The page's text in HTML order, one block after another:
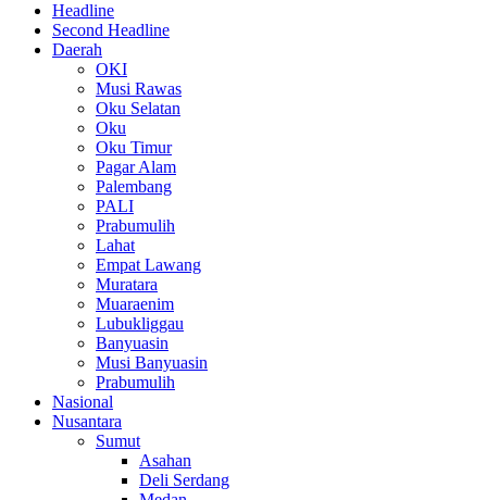
Headline
Second Headline
Daerah
OKI
Musi Rawas
Oku Selatan
Oku
Oku Timur
Pagar Alam
Palembang
PALI
Prabumulih
Lahat
Empat Lawang
Muratara
Muaraenim
Lubukliggau
Banyuasin
Musi Banyuasin
Prabumulih
Nasional
Nusantara
Sumut
Asahan
Deli Serdang